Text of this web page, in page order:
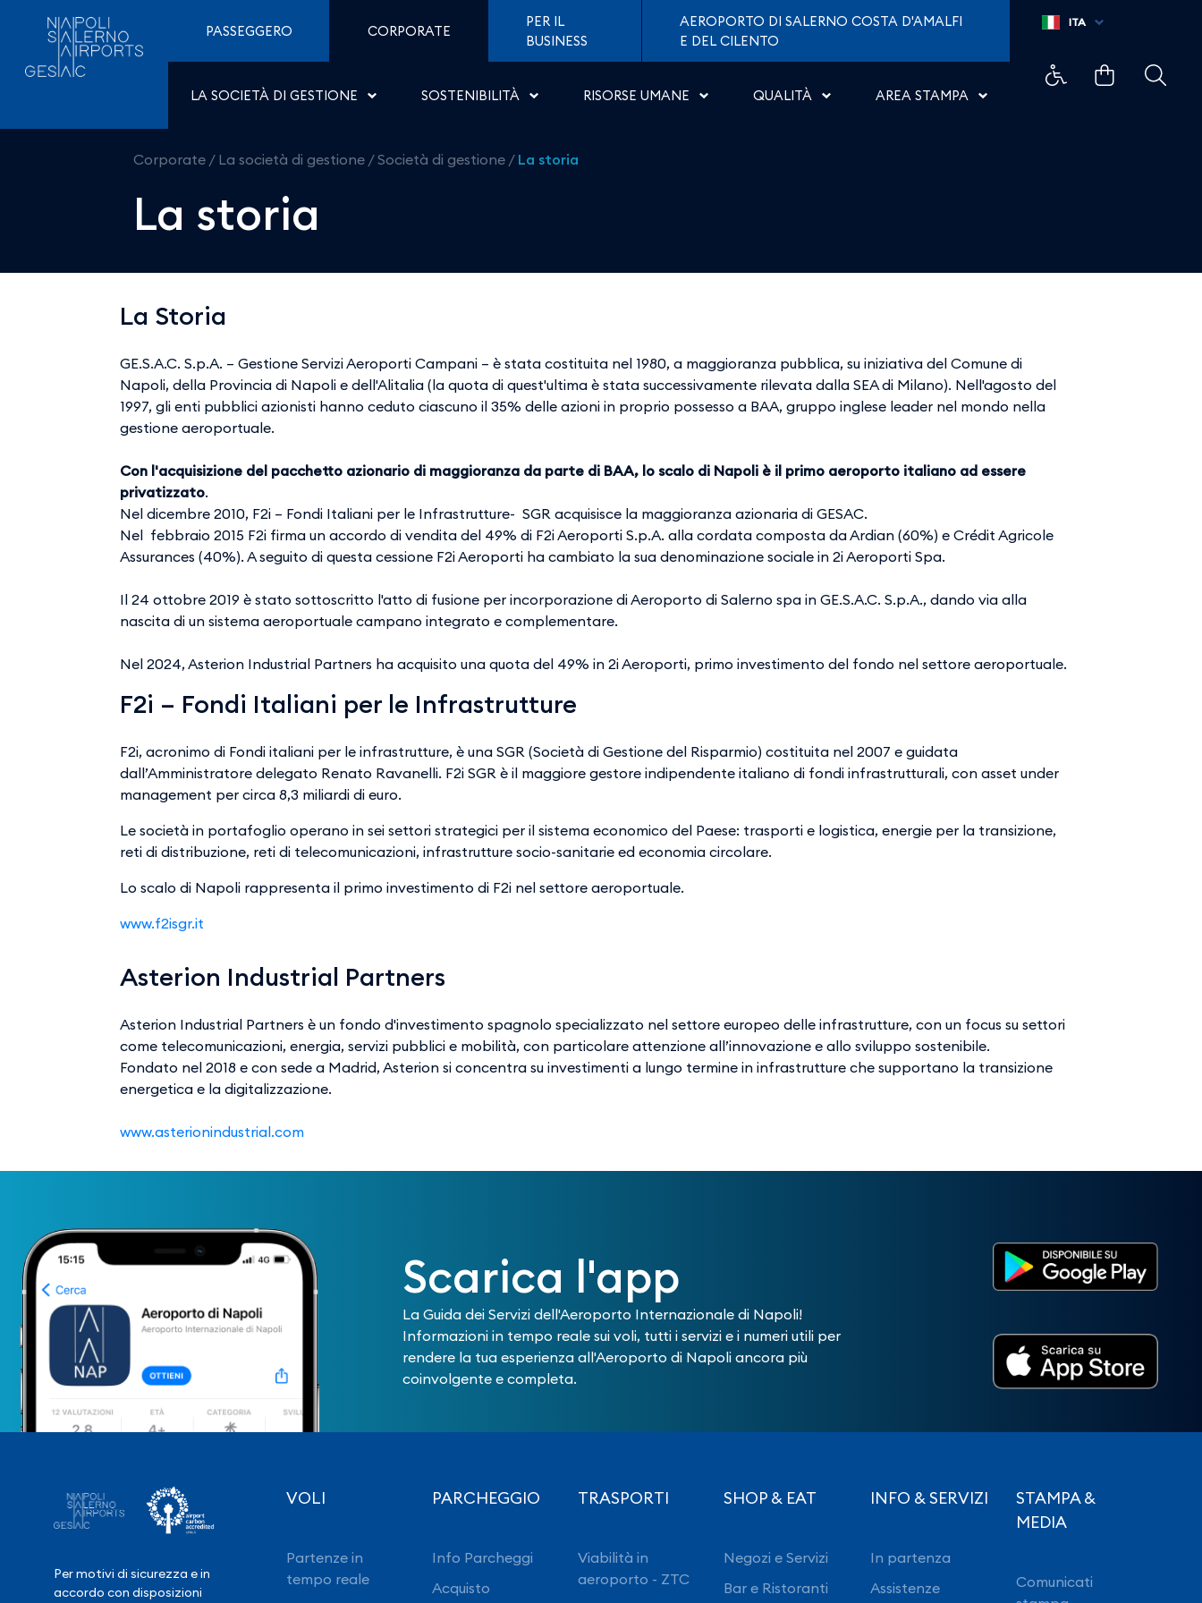
Salta al contenuto
La storia - Aeroporti di Napoli
PASSEGGERO CORPORATE
PER IL
BUSINESS
AEROPORTO DI SALERNO COSTA D'AMALFI
E DEL CILENTO
LA SOCIETÀ DI GESTIONE SOSTENIBILITÀ RISORSE UMANE QUALITÀ AREA STAMPA
ITA
Corporate / La società di gestione /Società di gestione / La storia
La storia
La Storia
GE.S.A.C. S.p.A. – Gestione Servizi Aeroporti Campani – è stata costituita nel 1980, a maggioranza pubblica, su iniziativa del Comune di
Napoli, della Provincia di Napoli e dell'Alitalia (la quota di quest'ultima è stata successivamente rilevata dalla SEA di Milano). Nell'agosto del
1997, gli enti pubblici azionisti hanno ceduto ciascuno il 35% delle azioni in proprio possesso a BAA, gruppo inglese leader nel mondo nella
gestione aeroportuale.
Con l'acquisizione del pacchetto azionario di maggioranza da parte di BAA, lo scalo di Napoli è il primo aeroporto italiano ad essere
privatizzato.
Nel dicembre 2010, F2i – Fondi Italiani per le Infrastrutture- SGR acquisisce la maggioranza azionaria di GESAC.
Nel febbraio 2015 F2i firma un accordo di vendita del 49% di F2i Aeroporti S.p.A. alla cordata composta da Ardian (60%) e Crédit Agricole
Assurances (40%). A seguito di questa cessione F2i Aeroporti ha cambiato la sua denominazione sociale in 2i Aeroporti Spa.
Il 24 ottobre 2019 è stato sottoscritto l'atto di fusione per incorporazione di Aeroporto di Salerno spa in GE.S.A.C. S.p.A., dando via alla
nascita di un sistema aeroportuale campano integrato e complementare.
Nel 2024, Asterion Industrial Partners ha acquisito una quota del 49% in 2i Aeroporti, primo investimento del fondo nel settore aeroportuale.
F2i – Fondi Italiani per le Infrastrutture
F2i, acronimo di Fondi italiani per le infrastrutture, è una SGR (Società di Gestione del Risparmio) costituita nel 2007 e guidata
dall’Amministratore delegato Renato Ravanelli. F2i SGR è il maggiore gestore indipendente italiano di fondi infrastrutturali, con asset under
management per circa 8,3 miliardi di euro.
Le società in portafoglio operano in sei settori strategici per il sistema economico del Paese: trasporti e logistica, energie per la transizione,
reti di distribuzione, reti di telecomunicazioni, infrastrutture socio-sanitarie ed economia circolare.
Lo scalo di Napoli rappresenta il primo investimento di F2i nel settore aeroportuale.
www.f2isgr.it
Asterion Industrial Partners
Asterion Industrial Partners è un fondo d'investimento spagnolo specializzato nel settore europeo delle infrastrutture, con un focus su settori
come telecomunicazioni, energia, servizi pubblici e mobilità, con particolare attenzione all’innovazione e allo sviluppo sostenibile.
Fondato nel 2018 e con sede a Madrid, Asterion si concentra su investimenti a lungo termine in infrastrutture che supportano la transizione
energetica e la digitalizzazione.
www.asterionindustrial.com
Scarica l'app
La Guida dei Servizi dell'Aeroporto Internazionale di Napoli!
Informazioni in tempo reale sui voli, tutti i servizi e i numeri utili per
rendere la tua esperienza all'Aeroporto di Napoli ancora più
coinvolgente e completa.
Per motivi di sicurezza e in
accordo con disposizioni
VOLI
Partenze in
tempo reale
PARCHEGGIO
Info Parcheggi
Acquisto
TRASPORTI
Viabilità in
aeroporto - ZTC
SHOP & EAT
Negozi e Servizi
Bar e Ristoranti
INFO & SERVIZI
In partenza
Assistenze
STAMPA &
MEDIA
Comunicati